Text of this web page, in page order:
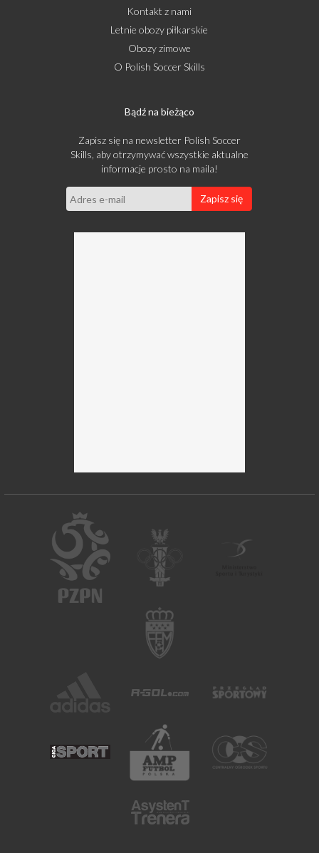
Kontakt z nami
Letnie obozy piłkarskie
Obozy zimowe
O Polish Soccer Skills
Bądź na bieżąco
Zapisz się na newsletter Polish Soccer
Skills, aby otrzymywać wszystkie aktualne
informacje prosto na maila!
Zapisz się